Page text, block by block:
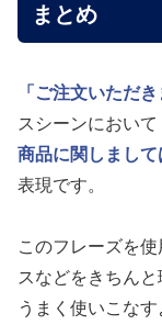
まとめ
「ご注文いただ
スシーンにおいて
商品に関しまして
表現です。
このフレーズを
スなどをきちん
うまく使いこなす